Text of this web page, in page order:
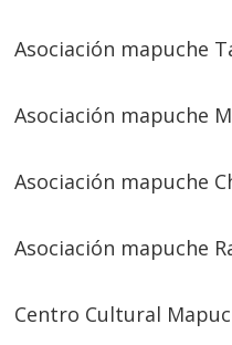
Asociación mapuche
Asociación mapuche
Asociación mapuche
Asociación mapuche
Centro Cultural